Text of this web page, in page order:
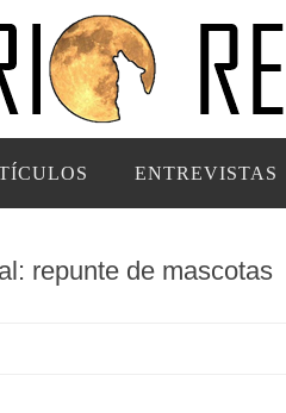
ENTREVISTAS
repunte de mascotas